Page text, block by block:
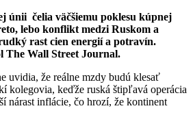
únii čelia väčšiemu poklesu kúpnej
lebo konflikt medzi Ruskom a
rast cien energií a potravín.
The Wall Street Journal.
uvidia, že reálne mzdy budú klesať
kolegovia, keďže ruská štipľavá operácia
nárast inflácie, čo hrozí, že kontinent